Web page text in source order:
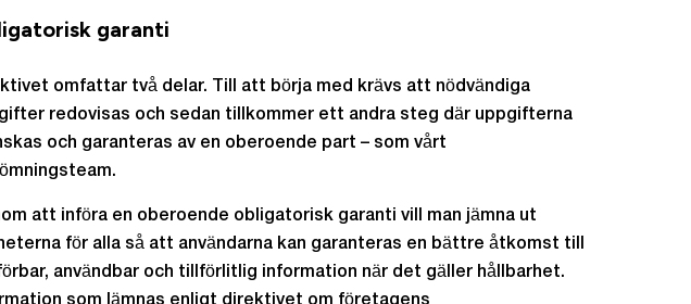
garanti
omfattar två delar. Till att börja med krävs att nödvändiga
redovisas och sedan tillkommer ett andra steg där uppgifterna
och garanteras av en oberoende part – som vårt
att införa en oberoende obligatorisk garanti vill man jämna ut
för alla så att användarna kan garanteras en bättre åtkomst till
användbar och tillförlitlig information när det gäller hållbarhet.
som lämnas enligt direktivet om företagens